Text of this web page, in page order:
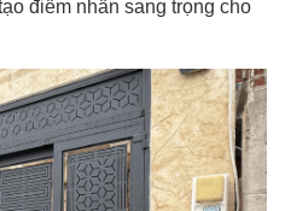
điểm nhấn sang trọng cho